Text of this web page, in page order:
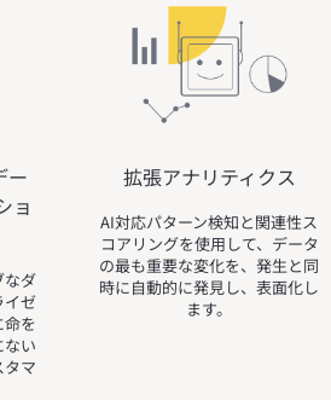
ー
ョ
なダ
イゼ
を
い
マ
拡張アナリティクス
AI対応パターン検知と関連性ス
コアリングを使用して、データ
の最も重要な変化を、発生と同
時に自動的に発見し、表面化し
ます。